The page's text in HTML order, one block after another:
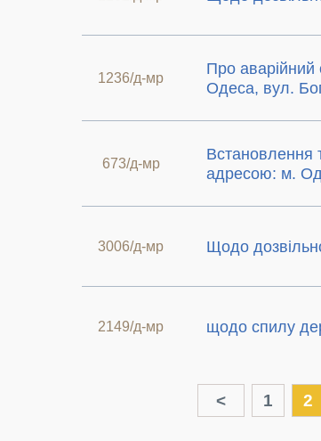
1236/д-мр
Про
Одеса, вул.
673/д-мр
Встановлення
адресою: м.
3006/д-мр Щодо
2149/д-мр щодо спилу
< 1 2